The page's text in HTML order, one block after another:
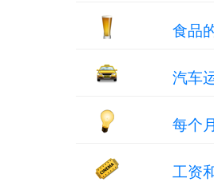
食品
汽车
每个
工资